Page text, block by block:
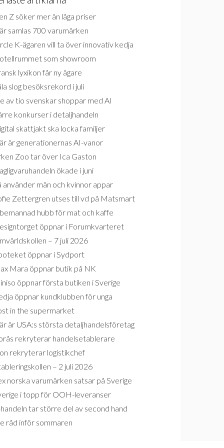
Z söker mer än låga priser
samlas 700 varumärken
K-ägaren vill ta över innovativ kedja
som showroom
lyxikon får ny ägare
slog besöksrekord i juli
av tio svenskar shoppar med AI
konkurser i detaljhandeln
skattjakt ska locka familjer
är generationernas AI-vanor
Zoo tar över Ica Gaston
ökade i juni
använder män och kvinnor appar
Zettergren utses till vd på Matsmart
hubb för mat och kaffe
öppnar i Forumkvarteret
– 7 juli 2026
öppnar i Sydport
Mara öppnar butik på NK
öppnar första butiken i Sverige
öppnar kundklubben för unga
in the supermarket
är USA:s största detaljhandelsföretag
rekryterar handelsetablerare
rekryterar logistikchef
– 2 juli 2026
norska varumärken satsar på Sverige
i topp för OOH-leveranser
tar större del av second hand
råd inför sommaren